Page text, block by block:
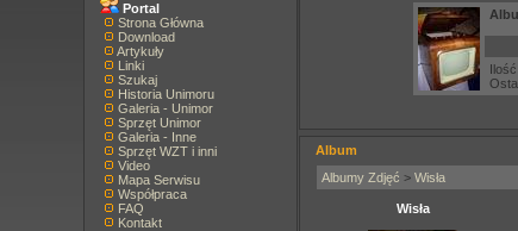
Portal
Strona Główna
Download
Artykuły
Linki
Szukaj
Historia Unimoru
Galeria - Unimor
Sprzęt Unimor
Galeria - Inne
Sprzęt WZT i inni
Video
Mapa Serwisu
Współpraca
FAQ
Kontakt
Album
Albumy Zdjęć > Wisła
Wisła